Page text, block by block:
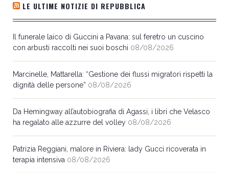
LE ULTIME NOTIZIE DI REPUBBLICA
Il funerale laico di Guccini a Pavana: sul feretro un cuscino
con arbusti raccolti nei suoi boschi 08/08/2026
Marcinelle, Mattarella: “Gestione dei flussi migratori rispetti la
dignità delle persone” 08/08/2026
Da Hemingway all’autobiografia di Agassi, i libri che Velasco
ha regalato alle azzurre del volley 08/08/2026
Patrizia Reggiani, malore in Riviera: lady Gucci ricoverata in
terapia intensiva 08/08/2026